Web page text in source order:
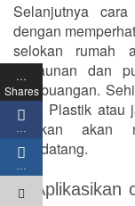
Selanjutnya
dengan
selokan rumah
dedaunan dan
pembuangan.
baik. Plastik atau
selokan akan
mendatang.
e. Aplikasikan
…
Shares
…
…